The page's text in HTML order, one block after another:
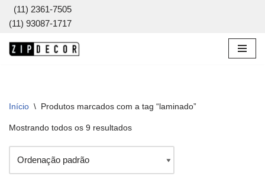
Pular
para
(11) 2361-7505
(11) 93087-1717
Início \ Produtos marcados com a tag “laminado”
Mostrando todos os 9 resultados